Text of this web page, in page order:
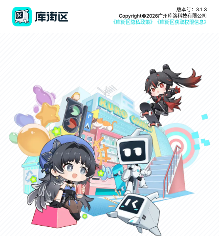
版本号：3.1.3
Copyright©2026广州库洛科技有限公司
《库街区隐私政策》
《库街区获取权限信息》